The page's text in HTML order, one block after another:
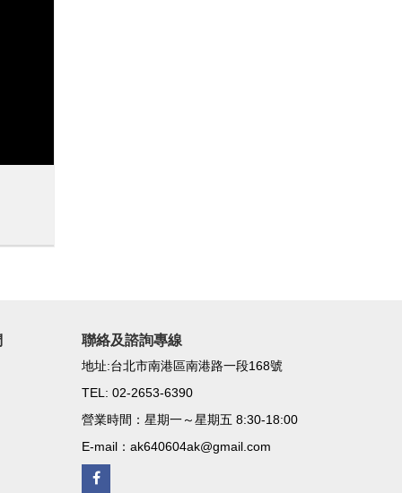
聯絡及諮詢專線
地址:台北市南港區南港路一段168號
TEL: 02-2653-6390
營業時間：星期一～星期五 8:30-18:00
E-mail：ak640604ak@gmail.com